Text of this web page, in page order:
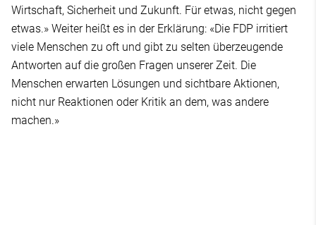
Wirtschaft, Sicherheit und Zukunft. Für etwas, nicht gegen
etwas.» Weiter heißt es in der Erklärung: «Die FDP irritiert
viele Menschen zu oft und gibt zu selten überzeugende
Antworten auf die großen Fragen unserer Zeit. Die
Menschen erwarten Lösungen und sichtbare Aktionen,
nicht nur Reaktionen oder Kritik an dem, was andere
machen.»